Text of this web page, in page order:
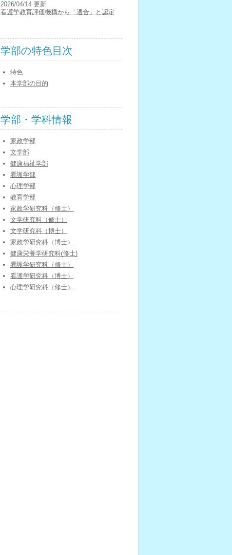
2026/04/14 更新
看護学教育評価機構から「適合」と認定
学部の特色目次
特色
本学部の目的
学部・学科情報
家政学部
文学部
健康福祉学部
看護学部
心理学部
教育学部
家政学研究科（修士）
文学研究科（修士）
文学研究科（博士）
家政学研究科（博士）
健康栄養学研究科(修士)
看護学研究科（修士）
看護学研究科（博士）
心理学研究科（修士）